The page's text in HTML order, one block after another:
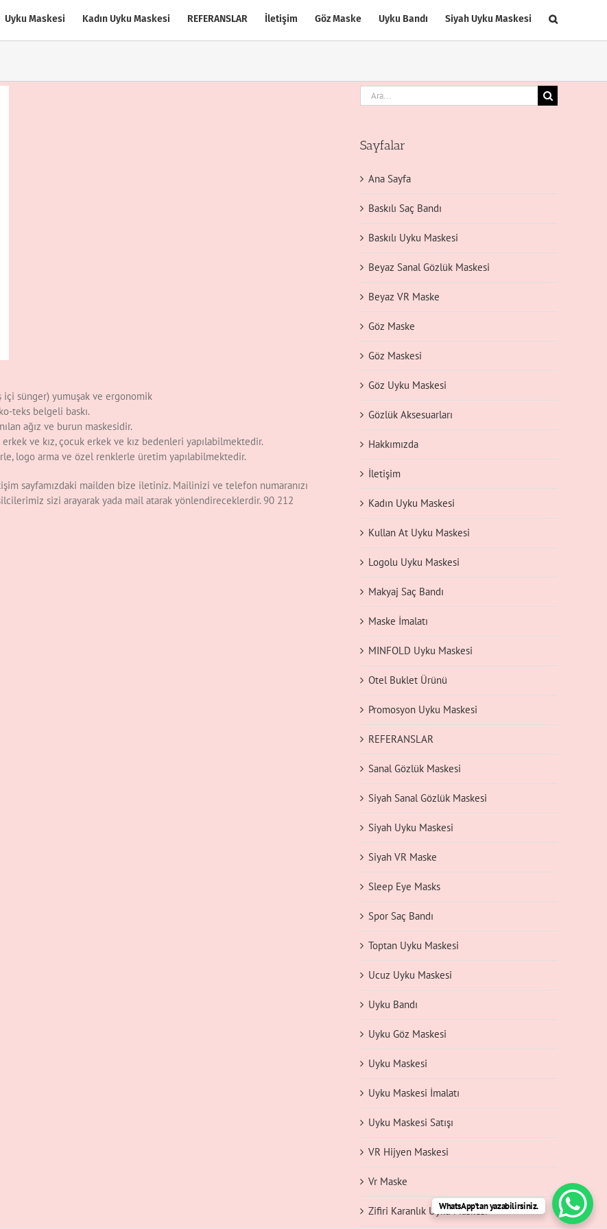
Uyku Maskesi Kadın Uyku Maskesi REFERANSLAR İletişim Göz Maske Uyku Bandı Siyah Uyku Maskesi
sünger) yumuşak ve ergonomik
teks belgeli baskı.
ağız ve burun maskesidir.
ve kız, çocuk erkek ve kız bedenleri yapılabilmektedir.
logo arma ve özel renklerle üretim yapılabilmektedir.
sayfamızdaki mailden bize iletiniz. Mailinizi ve telefon numaranızı
sizi arayarak yada mail atarak yönlendireceklerdir. 90 212
Ara:
Sayfalar
Ana Sayfa
Baskılı Saç Bandı
Baskılı Uyku Maskesi
Beyaz Sanal Gözlük Maskesi
Beyaz VR Maske
Göz Maske
Göz Maskesi
Göz Uyku Maskesi
Gözlük Aksesuarları
Hakkımızda
İletişim
Kadın Uyku Maskesi
Kullan At Uyku Maskesi
Logolu Uyku Maskesi
Makyaj Saç Bandı
Maske İmalatı
MINFOLD Uyku Maskesi
Otel Buklet Ürünü
Promosyon Uyku Maskesi
REFERANSLAR
Sanal Gözlük Maskesi
Siyah Sanal Gözlük Maskesi
Siyah Uyku Maskesi
Siyah VR Maske
Sleep Eye Masks
Spor Saç Bandı
Toptan Uyku Maskesi
Ucuz Uyku Maskesi
Uyku Bandı
Uyku Göz Maskesi
Uyku Maskesi
Uyku Maskesi İmalatı
Uyku Maskesi Satışı
VR Hijyen Maskesi
Vr Maske
Zifiri Karanlık Uyku MaskesiWhatsApp'tan yazabilirsiniz.